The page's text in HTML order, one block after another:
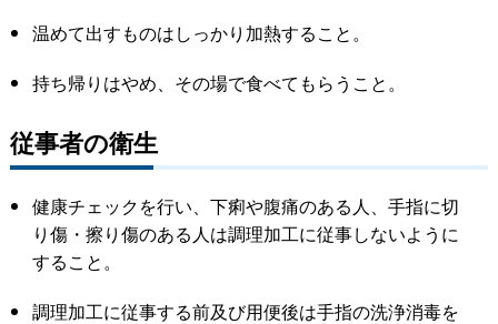
温めて出すものはしっかり加熱すること。
持ち帰りはやめ、その場で食べてもらうこと。
従事者の衛生
健康チェックを行い、下痢や腹痛のある人、手指に切
り傷・擦り傷のある人は調理加工に従事しないように
すること。
調理加工に従事する前及び用便後は手指の洗浄消毒を